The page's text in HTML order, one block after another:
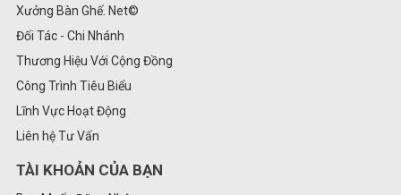
Xưởng Bàn Ghế. Net©
Đối Tác - Chi Nhánh
Thương Hiệu Với Cộng Đồng
Công Trình Tiêu Biểu
Lĩnh Vực Hoạt Động
Liên hệ Tư Vấn
TÀI KHOẢN CỦA BẠN